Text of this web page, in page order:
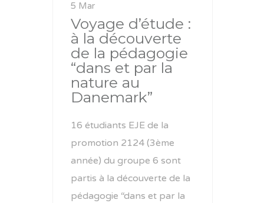
5 Mar
Voyage d’étude :
à la découverte
de la pédagogie
“dans et par la
nature au
Danemark”
16 étudiants EJE de la
promotion 2124 (3ème
année) du groupe 6 sont
partis à la découverte de la
pédagogie “dans et par la